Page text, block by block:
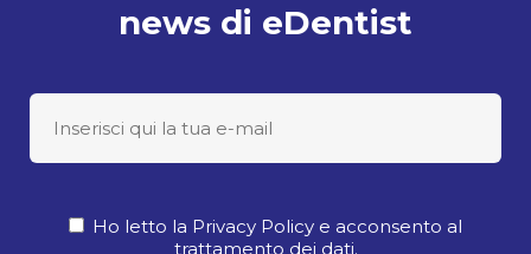
news di eDentist
Ho letto la Privacy Policy e acconsento al
trattamento dei dati.